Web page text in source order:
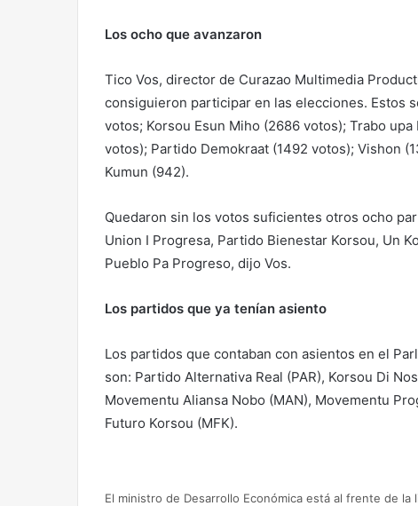
Los ocho que avanzaron
Tico Vos, director de Curazao Multimedia
consiguieron participar en las elecciones. Estos
votos; Korsou Esun Miho (2686 votos); Trabo
votos); Partido Demokraat (1492 votos); Vishon
Kumun (942).
Quedaron sin los votos suficientes otros ocho
Union I Progresa, Partido Bienestar Korsou, Un
Pueblo Pa Progreso, dijo Vos.
Los partidos que ya tenían asiento
Los partidos que contaban con asientos en el
son: Partido Alternativa Real (PAR), Korsou Di
Movementu Aliansa Nobo (MAN), Movementu
Futuro Korsou (MFK).
El ministro de Desarrollo Económica está al frente de la